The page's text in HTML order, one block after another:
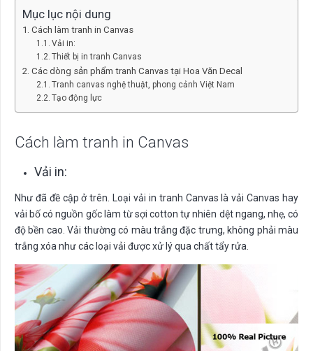
Mục lục nội dung
Cách làm tranh in Canvas
Vải in:
Thiết bị in tranh Canvas
Các dòng sản phẩm tranh Canvas tại Hoa Văn Decal
Tranh canvas nghệ thuật, phong cảnh Việt Nam
Tạo động lực
Cách làm tranh in Canvas
Vải in:
Như đã đề cập ở trên. Loại vải in tranh Canvas là vải Canvas hay
vải bố có nguồn gốc làm từ sợi cotton tự nhiên dệt ngang, nhẹ, có
độ bền cao. Vải thường có màu trắng đặc trưng, không phải màu
trắng xóa như các loại vải được xử lý qua chất tẩy rửa.